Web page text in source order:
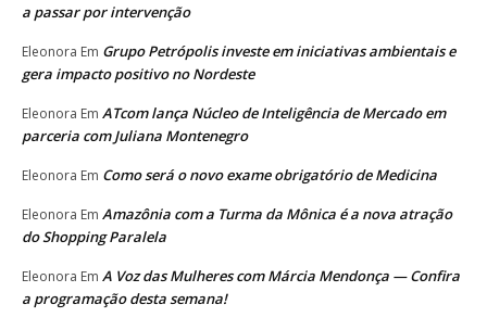
a passar por intervenção
Eleonora Em Grupo Petrópolis investe em iniciativas ambientais e
gera impacto positivo no Nordeste
Eleonora Em ATcom lança Núcleo de Inteligência de Mercado em
parceria com Juliana Montenegro
Eleonora Em Como será o novo exame obrigatório de Medicina
Eleonora Em Amazônia com a Turma da Mônica é a nova atração
do Shopping Paralela
Eleonora Em A Voz das Mulheres com Márcia Mendonça — Confira
a programação desta semana!